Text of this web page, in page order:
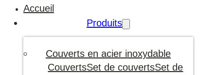
Accueil
Produits
Couverts en acier inoxydable
CouvertsSet de couvertsSet de